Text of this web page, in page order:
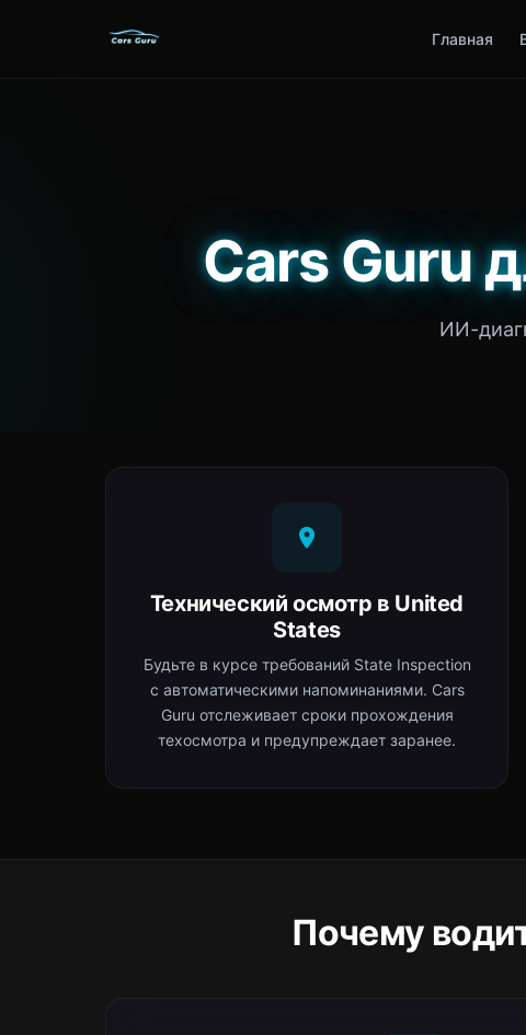
Главная
Cars Guru
ИИ-
Технический осмотр в United
States
Будьте в курсе требований State Inspection
с автоматическими напоминаниями. Cars
Guru отслеживает сроки прохождения
техосмотра и предупреждает заранее.
Почему